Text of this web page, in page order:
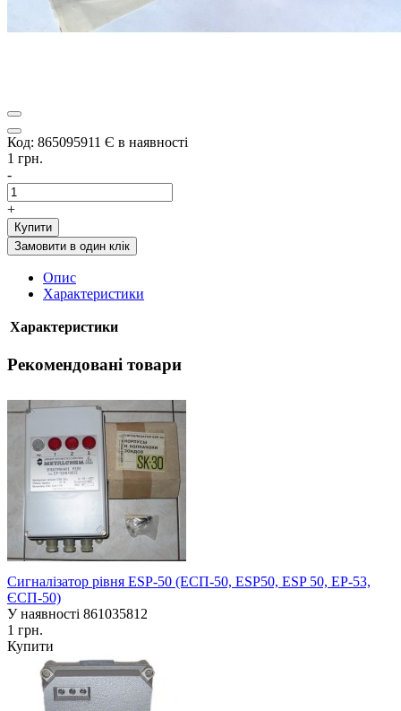
Код: 865095911 Є в наявності
1 грн.
-
+
Купити
Замовити в один клік
Опис
Характеристики
Характеристики
Рекомендовані товари
Сигналізатор рівня ESP-50 (ЕСП-50, ESP50, ESP 50, EP-53,
ЄСП-50)
У наявності 861035812
1 грн.
Купити